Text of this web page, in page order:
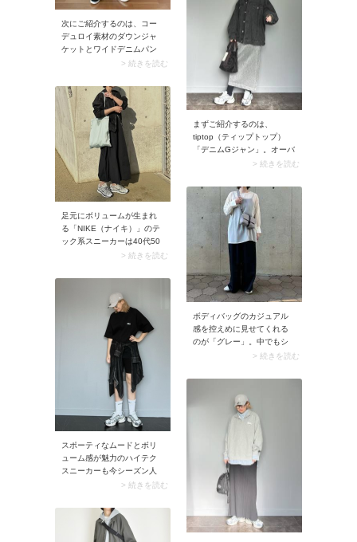
た日はグレーを選んでおく
と間違いありません。なお
ソックスはもちろん、タイ
ツで取り入れてもOKです
次にご紹介するのは、コー
デュロイ素材のダウンジャ
ケットとワイドデニムパン
ツを合わせたコーデ。一般
なくちょっと異なる素材感
をセレクトすると、定番の
カジュアルコーデにひねり
を効かせることができま
す。ちなみに、しっとり見
えるコーデュロイは大人っ
ぽく使えておすすめです
よ。
> 続きを読む
まずご紹介するのは、
tiptop（ティップトップ）
「デニムGジャン」。オーバ
ーサイズシルエットが旬な
が嬉しい！ とってもプチプ
ラなアイテムですが、ヴィ
ンテージ風の加工やステッ
チが高見えしておしゃれコ
ーデをアシストしてくれま
す。 ▼ tiptop（ティップト
ップ）デニムGジャンを楽天
市場で見る（AD） ※価格、
送料、その他については、
商品のサイズや色等によっ
て異なる場合があります
tiptop tiptop/デニムGジャン
ティップトッププラスポケ
ット ジャケット・アウター
レー ブラック【送料無料】
無料) (2025/3/5時点) 楽天で
> 続きを読む
足元にボリュームが生まれ
る「NIKE（ナイキ）」のテ
ック系スニーカーは40代50
代のコーデにも馴染ませや
なシルバーメインの存在感
ートなど、ミニマルなボト
ムによく似合います。クッ
ション性が高いのに通気性
に優れているとあり、これ
からのシーズンにもうって
> 続きを読む
ボディバッグのカジュアル
感を控えめに見せてくれる
のが「グレー」。中でもシ
ックで落ち着いたスモーキ
色）」は苦手な色がなく、
> 続きを読む
スポーティなムードとボリ
ューム感が魅力のハイテク
スニーカーも今シーズン人
気。メンズライクなカジュ
きれいめスタイルのハズし
に合わせても素敵ですよ。
色は白やグレー・シルバー
> 続きを読む